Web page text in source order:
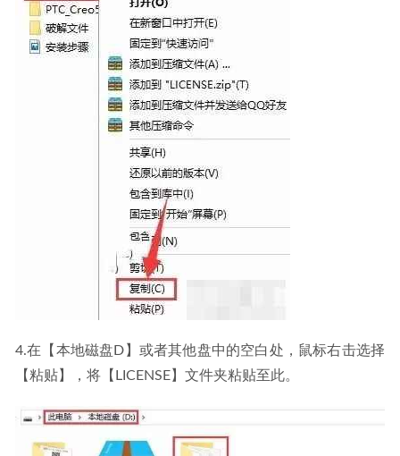
4.在【本地磁盘D】或者其他盘中的空白处，鼠标右击选择
【粘贴】，将【LICENSE】文件夹粘贴至此。